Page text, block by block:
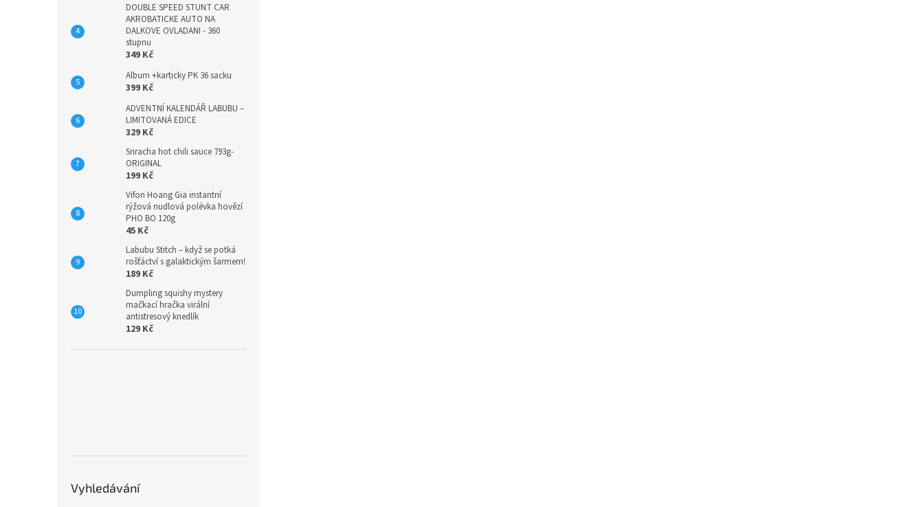
DOUBLE SPEED STUNT CAR
AKROBATICKE AUTO NA
DALKOVE OVLADANI - 360
stupnu
349 Kč
Album +karticky PK 36 sacku
399 Kč
ADVENTNÍ KALENDÁŘ LABUBU –
LIMITOVANÁ EDICE
329 Kč
Sriracha hot chili sauce 793g-
ORIGINAL
199 Kč
Vifon Hoang Gia instantní
rýžová nudlová polévka hovězí
PHO BO 120g
45 Kč
Labubu Stitch – když se potká
rošťáctví s galaktickým šarmem!
189 Kč
Dumpling squishy mystery
mačkací hračka virální
antistresový knedlík
129 Kč
Vyhledávání